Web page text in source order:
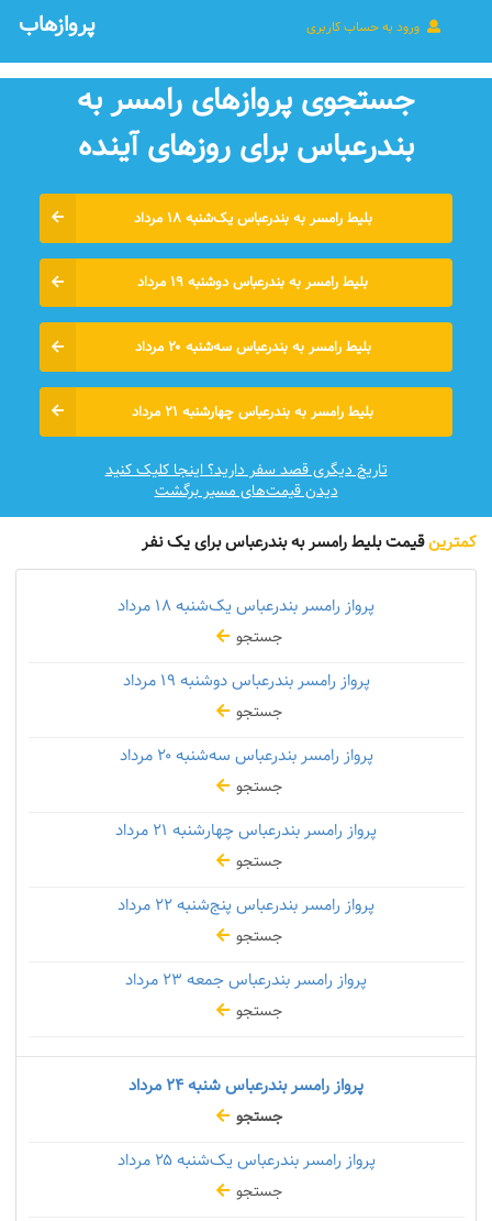
ورود به حساب کاربری پروازهاب
جستجوی پروازهای رامسر به
بندرعباس برای روزهای آينده
بلیط رامسر به بندرعباس یک‌شنبه ۱۸ مرداد
بلیط رامسر به بندرعباس دوشنبه ۱۹ مرداد
بلیط رامسر به بندرعباس سه‌شنبه ۲۰ مرداد
بلیط رامسر به بندرعباس چهارشنبه ۲۱ مرداد
تاریخ دیگری قصد سفر دارید؟ اینجا کلیک کنید
دیدن قیمت‌های مسیر برگشت
کمترینقیمت بلیط رامسر به بندرعباس برای یک نفر
پرواز رامسر بندرعباس یک‌شنبه
جستجو
پرواز رامسر بندرعباس دوشنبه
جستجو
پرواز رامسر بندرعباس سه‌شنبه۲۰ مرداد
جستجو
پرواز رامسر بندرعباس چهارشنبه
جستجو
پرواز رامسر بندرعباس پنج‌شنبه
جستجو
پرواز رامسر بندرعباس جمعه
جستجو
پرواز رامسر بندرعباس شنبه
جستجو
پرواز رامسر بندرعباس یک‌شنبه۲۵ مرداد
جستجو